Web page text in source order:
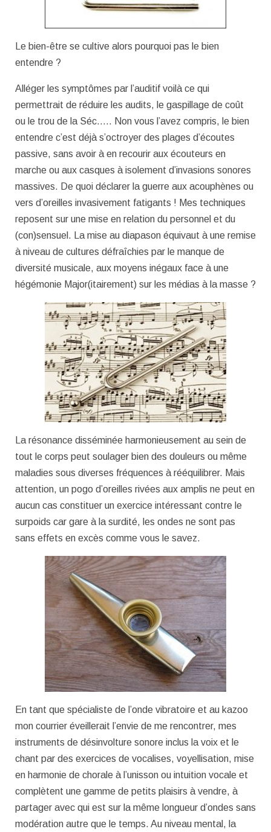
Le bien-être se cultive alors pourquoi pas le bien
entendre ?
Alléger les symptômes par l’auditif voilà ce qui
permettrait de réduire les audits, le gaspillage de coût
ou le trou de la Séc….. Non vous l’avez compris, le bien
entendre c’est déjà s’octroyer des plages d’écoutes
passive, sans avoir à en recourir aux écouteurs en
marche ou aux casques à isolement d’invasions sonores
massives. De quoi déclarer la guerre aux acouphènes ou
vers d’oreilles invasivement fatigants ! Mes techniques
reposent sur une mise en relation du personnel et du
(con)sensuel. La mise au diapason équivaut à une remise
à niveau de cultures défraîchies par le manque de
diversité musicale, aux moyens inégaux face à une
hégémonie Major(itairement) sur les médias à la masse ?
La résonance disséminée harmonieusement au sein de
tout le corps peut soulager bien des douleurs ou même
maladies sous diverses fréquences à rééquilibrer. Mais
attention, un pogo d’oreilles rivées aux amplis ne peut en
aucun cas constituer un exercice intéressant contre le
surpoids car gare à la surdité, les ondes ne sont pas
sans effets en excès comme vous le savez.
En tant que spécialiste de l’onde vibratoire et au kazoo
mon courrier éveillerait l’envie de me rencontrer, mes
instruments de désinvolture sonore inclus la voix et le
chant par des exercices de vocalises, voyellisation, mise
en harmonie de chorale à l’unisson ou intuition vocale et
complètent une gamme de petits plaisirs à vendre, à
partager avec qui est sur la même longueur d’ondes sans
modération autre que le temps. Au niveau mental, la